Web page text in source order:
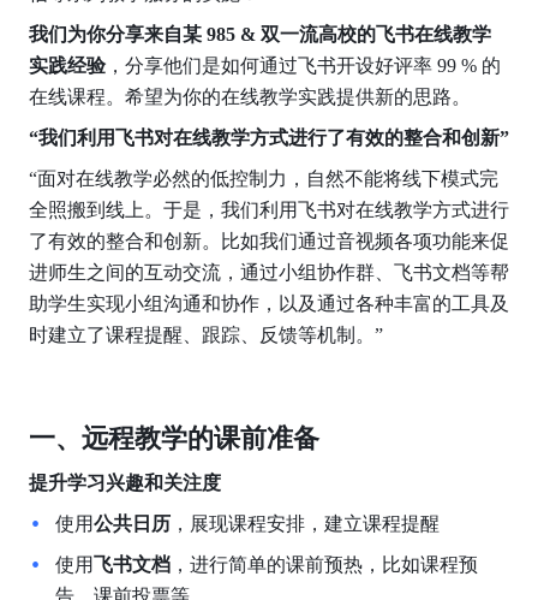
我们为你分享来自某 985 & 双一流高校的飞书在线教学
实践经验，分享他们是如何通过飞书开设好评率 99 % 的
在线课程。希望为你的在线教学实践提供新的思路。
“我们利用飞书对在线教学方式进行了有效的整合和创新”
“面对在线教学必然的低控制力，自然不能将线下模式完
全照搬到线上。于是，我们利用飞书对在线教学方式进行
了有效的整合和创新。比如我们通过音视频各项功能来促
进师生之间的互动交流，通过小组协作群、飞书文档等帮
助学生实现小组沟通和协作，以及通过各种丰富的工具及
时建立了课程提醒、跟踪、反馈等机制。”
一、远程教学的课前准备
提升学习兴趣和关注度
使用公共日历，展现课程安排，建立课程提醒
使用飞书文档，进行简单的课前预热，比如课程预
告、课前投票等